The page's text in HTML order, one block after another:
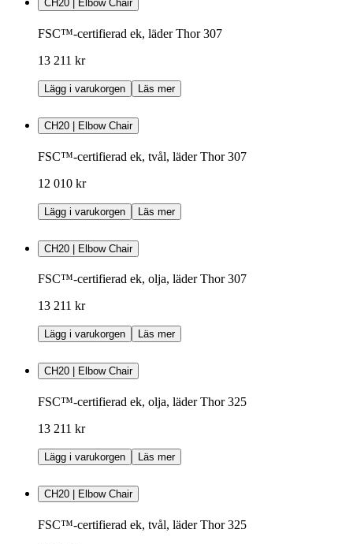
CH20 | Elbow Chair
FSC™-certifierad ek, läder Thor 307
13 211 kr
Lägg i varukorgen Läs mer
CH20 | Elbow Chair
FSC™-certifierad ek, tvål, läder Thor 307
12 010 kr
Lägg i varukorgen Läs mer
CH20 | Elbow Chair
FSC™-certifierad ek, olja, läder Thor 307
13 211 kr
Lägg i varukorgen Läs mer
CH20 | Elbow Chair
FSC™-certifierad ek, olja, läder Thor 325
13 211 kr
Lägg i varukorgen Läs mer
CH20 | Elbow Chair
FSC™-certifierad ek, tvål, läder Thor 325